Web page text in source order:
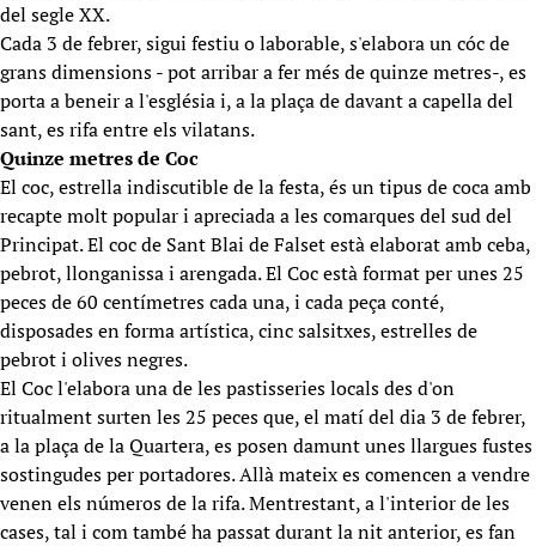
del segle XX.
Cada 3 de febrer, sigui festiu o laborable, s'elabora un cóc de
grans dimensions - pot arribar a fer més de quinze metres-, es
porta a beneir a l'església i, a la plaça de davant a capella del
sant, es rifa entre els vilatans.
Quinze metres de Coc
El coc, estrella indiscutible de la festa, és un tipus de coca amb
recapte molt popular i apreciada a les comarques del sud del
Principat. El coc de Sant Blai de Falset està elaborat amb ceba,
pebrot, llonganissa i arengada. El Coc està format per unes 25
peces de 60 centímetres cada una, i cada peça conté,
disposades en forma artística, cinc salsitxes, estrelles de
pebrot i olives negres.
El Coc l'elabora una de les pastisseries locals des d'on
ritualment surten les 25 peces que, el matí del dia 3 de febrer,
a la plaça de la Quartera, es posen damunt unes llargues fustes
sostingudes per portadores. Allà mateix es comencen a vendre
venen els números de la rifa. Mentrestant, a l'interior de les
cases, tal i com també ha passat durant la nit anterior, es fan